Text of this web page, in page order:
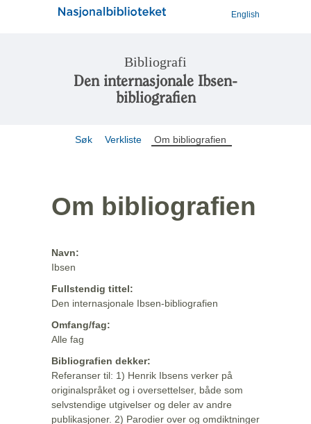
English
Bibliografi
Den internasjonale Ibsen-
bibliografien
Søk Verkliste Om bibliografien
Om bibliografien
Navn:
Ibsen
Fullstendig tittel:
Den internasjonale Ibsen-bibliografien
Omfang/fag:
Alle fag
Bibliografien dekker:
Referanser til: 1) Henrik Ibsens verker på
originalspråket og i oversettelser, både som
selvstendige utgivelser og deler av andre
publikasjoner. 2) Parodier over og omdiktninger